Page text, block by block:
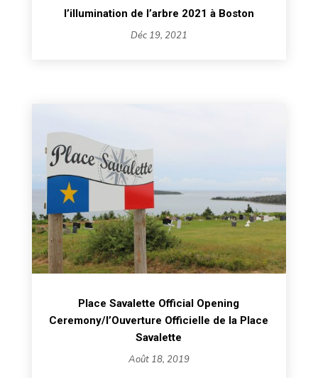
l’illumination de l’arbre 2021 à Boston
Déc 19, 2021
Place Savalette Official Opening
Ceremony/l’Ouverture Officielle de la Place
Savalette
Août 18, 2019